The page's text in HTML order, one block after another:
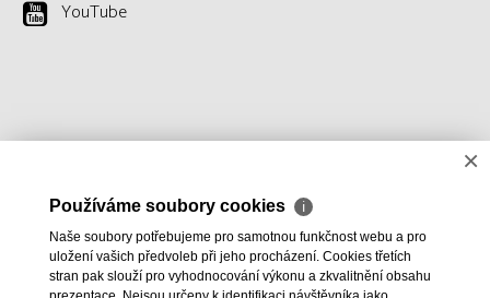
YouTube
×
Používáme soubory cookies ℹ
Naše soubory potřebujeme pro samotnou funkčnost webu a pro
uložení vašich předvoleb při jeho procházení. Cookies třetích
stran pak slouží pro vyhodnocování výkonu a zkvalitnění obsahu